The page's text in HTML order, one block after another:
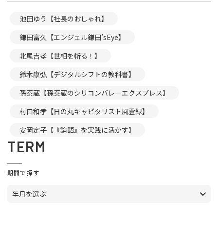
池田ゆう【社長のおしゃれ】
鎌田富久【エンジェル鎌田’sEye】
北尾吉孝【世相を斬る！】
鈴木康弘【デジタルシフトの教科書】
孫泰蔵【孫泰蔵のシリコンバレーエクスプレス】
村口和孝【日の丸キャピタリスト風雲録】
安岡定子【『論語』を実践に活かす】
TERM
期間で探す
年月を選ぶ